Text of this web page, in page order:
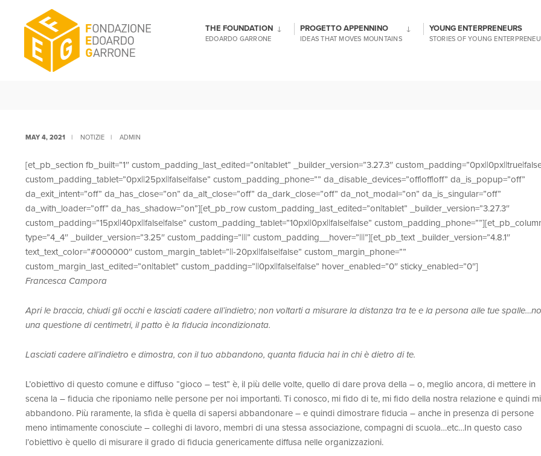
content
THE FOUNDATION
EDOARDO GARRONE
PROGETTO APPENNINO
IDEAS THAT MOVES MOUNTAINS
YOUNG ENTERPRENEURS
STORIES OF YOUNG
MAY 4, 2021 | NOTIZIE | ADMIN
[et_pb_section fb_built=”1″ custom_padding_last_edited=”on|tablet” _builder_version=”3.27.3″
custom_padding_tablet=”0px||25px||false|false” custom_padding_phone=”” da_disable_devices=”off|off|off” da_is_popup=”off”
da_exit_intent=”off” da_has_close=”on” da_alt_close=”off” da_dark_close=”off” da_not_modal=”on” da_is_singular=”off”
da_with_loader=”off” da_has_shadow=”on”][et_pb_row custom_padding_last_edited=”on|tablet” _builder_version=”3.27.3″
custom_padding=”15px||40px||false|false” custom_padding_tablet=”10px||0px||false|false”
type=”4_4″ _builder_version=”3.25″ custom_padding=”|||” custom_padding__hover=”|||”][et_pb_text _builder_version=”4.8.1″
text_text_color=”#000000″ custom_margin_tablet=”||-20px||false|false” custom_margin_phone=””
custom_margin_last_edited=”on|tablet” custom_padding=”||0px||false|false” hover_enabled=”0″ sticky_enabled=”0″]
Francesca Campora
Apri le braccia, chiudi gli occhi e lasciati cadere all’indietro; non voltarti a misurare la distanza tra te e la persona alle tue
una questione di centimetri, il patto è la fiducia incondizionata.
Lasciati cadere all’indietro e dimostra, con il tuo abbandono, quanta fiducia hai in chi è dietro di te.
L’obiettivo di questo comune e diffuso “gioco – test” è, il più delle volte, quello di dare prova della – o, meglio ancora, di mettere in
scena la – fiducia che riponiamo nelle persone per noi importanti. Ti conosco, mi fido di te, mi fido della nostra relazione e quindi mi
abbandono. Più raramente, la sfida è quella di sapersi abbandonare – e quindi dimostrare fiducia – anche in presenza di persone
meno intimamente conosciute – colleghi di lavoro, membri di una stessa associazione, compagni di scuola…etc…In questo caso
l’obiettivo è quello di misurare il grado di fiducia genericamente diffusa nelle organizzazioni.